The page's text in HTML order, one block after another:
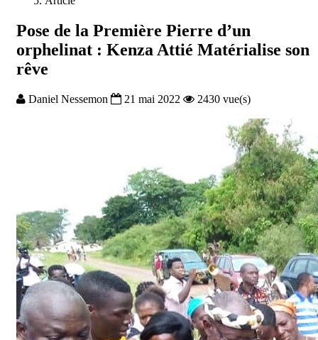
Pose de la Première Pierre d’un
orphelinat : Kenza Attié Matérialise son
rêve
Daniel Nessemon 21 mai 2022 2430 vue(s)